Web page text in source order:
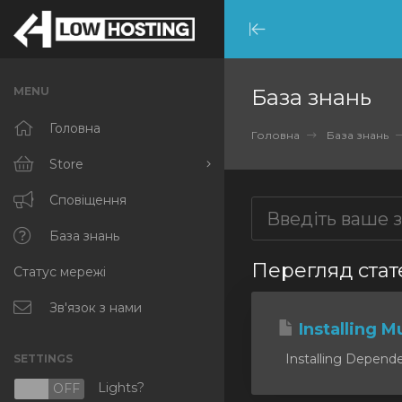
Minimize
Menu
MENU
Головна
Store
Browse All
RKVMPROTECTED
IKVMPROTECTED
XKVMPROTECTED
Protected Web Hosting
Сповіщення
База знань
Статус мережі
Зв'язок з нами
SETTINGS
OFF Lights?
База знань
Головна База знань
Перегляд
Installing
Installing